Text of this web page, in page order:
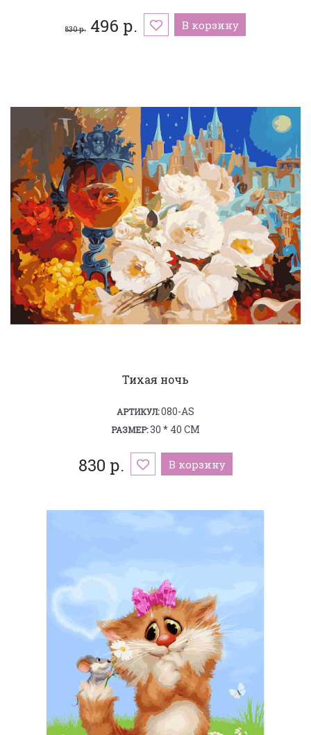
830 р. 496 р. В корзину
Тихая ночь
АРТИКУЛ:080-AS
РАЗМЕР:30 * 40 СМ
830 р. В корзину